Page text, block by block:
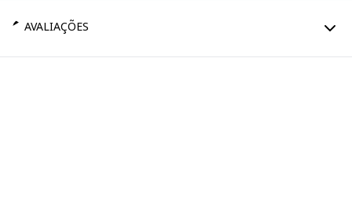
AVALIAÇÕES